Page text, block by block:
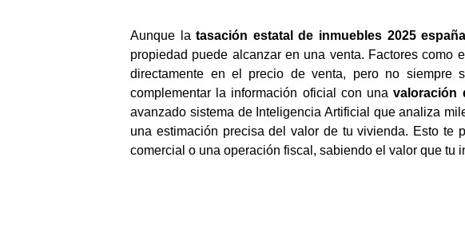
Aunque latasación estatal de inmuebles 2025 españa
propiedad puede alcanzar en una venta. Factores como
directamente en el precio de venta, pero no
complementar la información oficial con unavaloración
avanzado sistema de Inteligencia Artificial que analiza
una estimación precisa del valor de tu vivienda. Esto te
comercial o una operación fiscal, sabiendo el valor que tu